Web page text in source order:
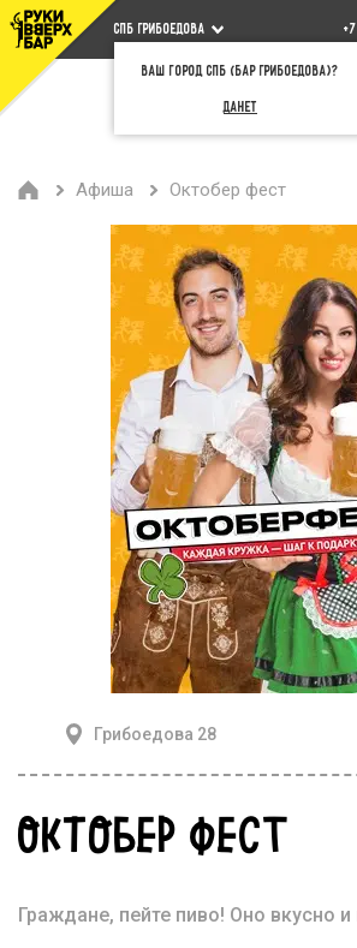
СПБ Грибоедова
Ваш город СПб (бар Грибоедова)?
ДаНет
Афиша Октобер фест
Грибоедова 28
ОКТОБЕР ФЕСТ
Граждане, пейте пиво! Оно вкусно и